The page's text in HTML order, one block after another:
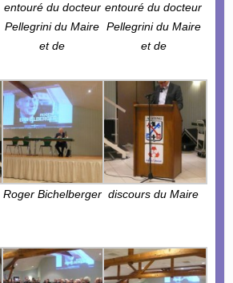
entouré du docteur
Pellegrini du Maire
et de
entouré du docteur
Pellegrini du Maire
et de
Roger Bichelberger discours du Maire